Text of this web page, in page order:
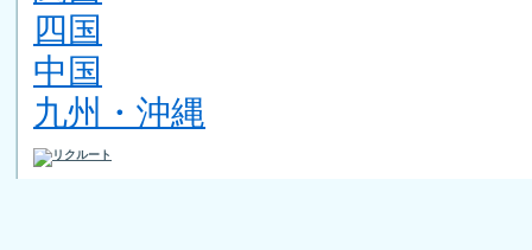
四国
中国
九州・沖縄